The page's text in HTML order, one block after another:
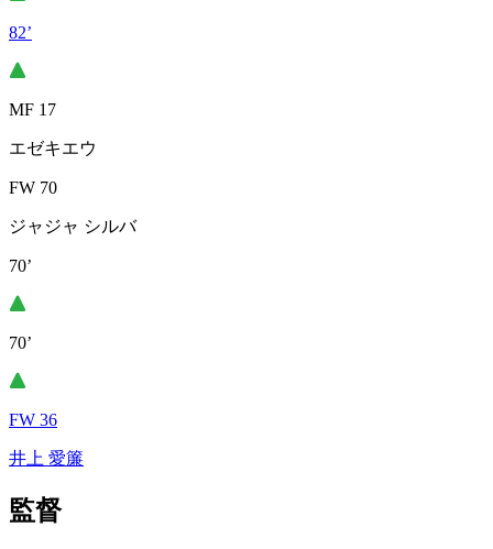
82’
MF 17
エゼキエウ
FW 70
ジャジャ シルバ
70’
70’
FW 36
井上 愛簾
監督